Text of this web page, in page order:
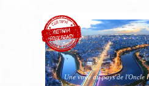
Une virée au pays de l'Oncle